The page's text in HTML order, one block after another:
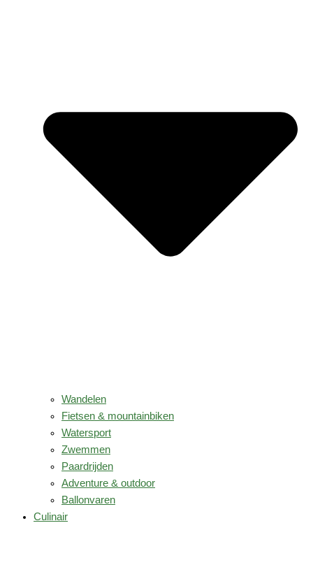
Wandelen
Fietsen & mountainbiken
Watersport
Zwemmen
Paardrijden
Adventure & outdoor
Ballonvaren
Culinair